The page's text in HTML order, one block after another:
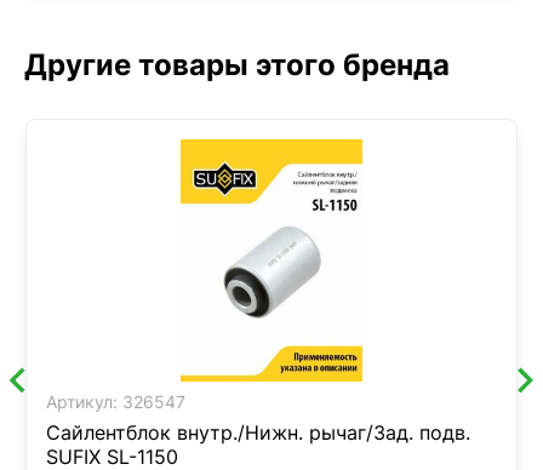
Другие товары этого бренда
Артикул: 326547
Сайлентблок внутр./Нижн. рычаг/Зад. подв.
SUFIX SL-1150